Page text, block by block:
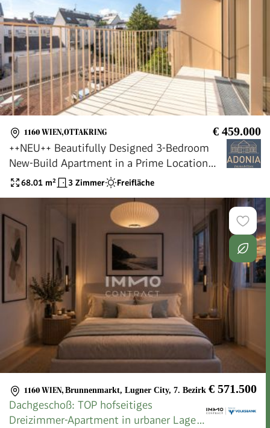
1160 WIEN,OTTAKRING € 459.000
++NEU++ Beautifully Designed 3-Bedroom
New-Build Apartment in a Prime Location
(First Occupancy)
68.01 m² 3 Zimmer Freifläche
1160 WIEN, Brunnenmarkt, Lugner City, 7. Bezirk € 571.500
Dachgeschoß: TOP hofseitiges
Dreizimmer-Apartment in urbaner Lage